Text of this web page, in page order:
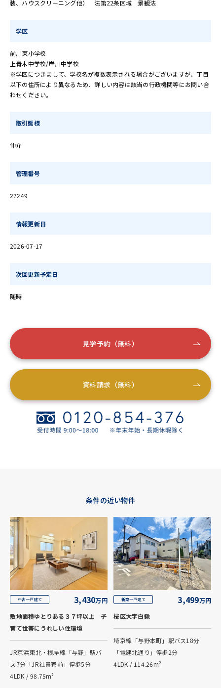
装、ハウスクリーニング他） 法第22条区域 景観法
学区
前川東小学校
上青木中学校/岸川中学校
※学区につきまして、学校名が複数表示される場合がございますが、丁目
以下の住所により異なるため、詳しい内容は該当の行政機関等にお問い合
わせください。
取引態様
仲介
管理番号
27249
情報更新日
2026-07-17
次回更新予定日
随時
見学予約（無料）
資料請求（無料）
条件の近い物件
中古一戸建て 3,430万円
敷地面積ゆとりある３７坪以上 子
育て世帯にうれしい住環境
JR京浜東北・根岸線「与野」駅バ
ス7分「JR社員寮前」停歩5分
4LDK / 98.75m²
新築一戸建て 3,499万円
桜区大字白鍬
埼京線「与野本町」駅バス18分
「電建北通り」停歩2分
4LDK / 114.26m²